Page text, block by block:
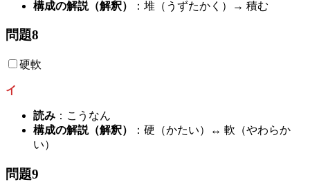
構成の解説（解釈）
：堆（うずたかく）→ 積む
問題8
硬軟
イ
読み ：こうなん
構成の解説（解釈）
：硬（かたい）↔ 軟（やわらか
い）
問題9